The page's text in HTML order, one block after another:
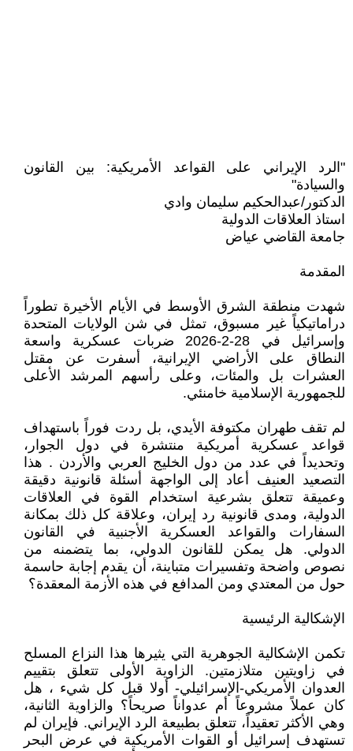
"الرد الإيراني على القواعد الأمريكية: بين القانون
والسيادة"
الدكتور/عبدالحكيم سليمان وادي
استاذ العلاقات الدولية
جامعة القاضي عياض
المقدمة
شهدت منطقة الشرق الأوسط في الأيام الأخيرة تطوراً
دراماتيكياً غير مسبوق، تمثل في شن الولايات المتحدة
وإسرائيل في 28-2-2026 ضربات عسكرية واسعة
النطاق على الأراضي الإيرانية، أسفرت عن مقتل
العشرات بل والمئات، وعلى رأسهم المرشد الأعلى
للجمهورية الإسلامية خامنئي.
لم تقف طهران مكتوفة الأيدي، بل ردت فوراً باستهداف
قواعد عسكرية أمريكية منتشرة في دول الجوار،
وتحديداً في عدد من دول الخليج العربي والأردن . هذا
التصعيد العنيف أعاد إلى الواجهة أسئلة قانونية دقيقة
وعميقة تتعلق بشرعية استخدام القوة في العلاقات
الدولية، ومدى قانونية رد إيران، وعلاقة كل ذلك بمكانة
السفارات والقواعد العسكرية الأجنبية في القانون
الدولي. هل يمكن للقانون الدولي، بما يتضمنه من
نصوص واضحة وتفسيرات متباينة، أن يقدم إجابة حاسمة
حول من المعتدي ومن المدافع في هذه الأزمة المعقدة؟
الإشكالية الرئيسية
تكمن الإشكالية الجوهرية التي يثيرها هذا النزاع المسلح
في زاويتين متلازمتين. الزاوية الأولى تتعلق بتقييم
العدوان الأمريكي-الإسرائيلي- أولا قبل كل شيء ، هل
كان عملاً مشروعاً أم عدواناً صريحاً؟ والزاوية الثانية،
وهي الأكثر تعقيداً، تتعلق بطبيعة الرد الإيراني. فإيران لم
تستهدف إسرائيل أو القوات الأمريكية في عرض البحر